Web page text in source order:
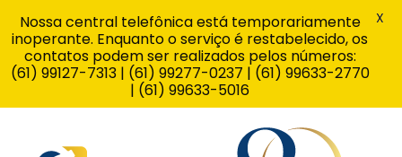
Nossa central telefônica está temporariamente
inoperante. Enquanto o serviço é restabelecido, os
contatos podem ser realizados pelos números:
(61) 99127-7313 | (61) 99277-0237 | (61) 99633-2770
| (61) 99633-5016
X